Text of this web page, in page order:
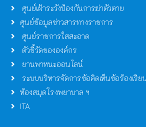
ศูนย์เฝ้าระวังป้องกันการฆ่าตัวตาย
ศูนย์ข้อมูลข่าวสารทางราชการ
ศูนย์ราชการใสสะอาด
ตัวชี้วัดขององค์กร
ยานพาหนะออนไลน์
ระบบบริหารจัดการข้อคิดเห็นข้อร้องเรี
ห้องสมุดโรงพยาบาล ฯ
ITA